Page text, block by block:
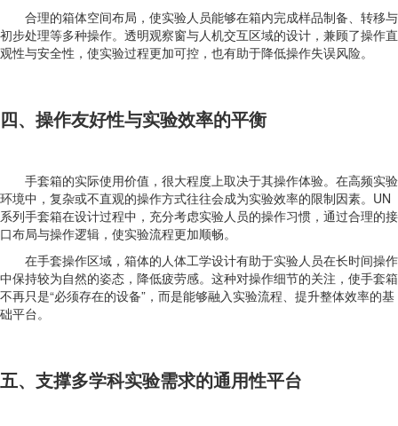
合理的箱体空间布局，使实验人员能够在箱内完成样品制备、转移与
初步处理等多种操作。透明观察窗与人机交互区域的设计，兼顾了操作直
观性与安全性，使实验过程更加可控，也有助于降低操作失误风险。
四、操作友好性与实验效率的平衡
手套箱的实际使用价值，很大程度上取决于其操作体验。在高频实验
环境中，复杂或不直观的操作方式往往会成为实验效率的限制因素。UN
系列手套箱在设计过程中，充分考虑实验人员的操作习惯，通过合理的接
口布局与操作逻辑，使实验流程更加顺畅。
在手套操作区域，箱体的人体工学设计有助于实验人员在长时间操作
中保持较为自然的姿态，降低疲劳感。这种对操作细节的关注，使手套箱
不再只是“必须存在的设备”，而是能够融入实验流程、提升整体效率的基
础平台。
五、支撑多学科实验需求的通用性平台